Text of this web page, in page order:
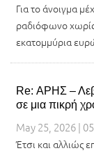
Για το άνοιγμα
ραδιόφωνο χωρίς
εκατομμύρια
Re: ΑΡΗΣ –
σε μια πικρή
May 25, 2026 |
Έτσι και αλλιώς